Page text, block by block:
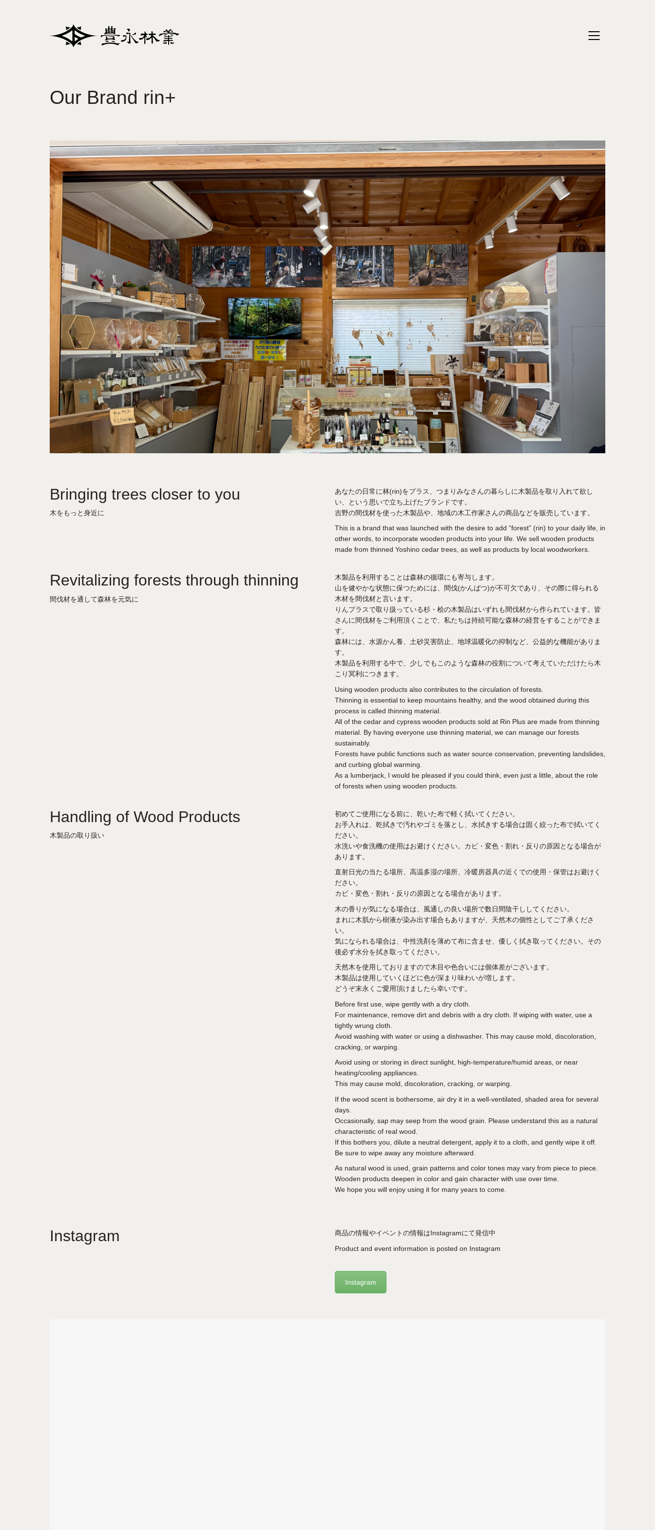
Our Brand rin+
Bringing trees closer to you
木をもっと身近に
あなたの日常に林(rin)をプラス、つまりみなさんの暮らしに木製品を取り入れて欲し
い、という思いで立ち上げたブランドです。
吉野の間伐材を使った木製品や、地域の木工作家さんの商品などを販売しています。
This is a brand that was launched with the desire to add “forest” (rin) to your daily life, in
other words, to incorporate wooden products into your life. We sell wooden products
made from thinned Yoshino cedar trees, as well as products by local woodworkers.
Revitalizing forests through thinning
間伐材を通して森林を元気に
木製品を利用することは森林の循環にも寄与します。
山を健やかな状態に保つためには、間伐(かんばつ)が不可欠であり、その際に得られる
木材を間伐材と言います。
りんプラスで取り扱っている杉・桧の木製品はいずれも間伐材から作られています。皆
さんに間伐材をご利用頂くことで、私たちは持続可能な森林の経営をすることができま
す。
森林には、水源かん養、土砂災害防止、地球温暖化の抑制など、公益的な機能がありま
す。
木製品を利用する中で、少しでもこのような森林の役割について考えていただけたら木
こり冥利につきます。
Using wooden products also contributes to the circulation of forests.
Thinning is essential to keep mountains healthy, and the wood obtained during this
process is called thinning material.
All of the cedar and cypress wooden products sold at Rin Plus are made from thinning
material. By having everyone use thinning material, we can manage our forests
sustainably.
Forests have public functions such as water source conservation, preventing landslides,
and curbing global warming.
As a lumberjack, I would be pleased if you could think, even just a little, about the role
of forests when using wooden products.
Handling of Wood Products
木製品の取り扱い
初めてご使用になる前に、乾いた布で軽く拭いてください。
お手入れは、乾拭きで汚れやゴミを落とし、水拭きする場合は固く絞った布で拭いてく
ださい。
水洗いや食洗機の使用はお避けください。カビ・変色・割れ・反りの原因となる場合が
あります。
直射日光の当たる場所、高温多湿の場所、冷暖房器具の近くでの使用・保管はお避けく
ださい。
カビ・変色・割れ・反りの原因となる場合があります。
木の香りが気になる場合は、風通しの良い場所で数日間陰干ししてください。
まれに木肌から樹液が染み出す場合もありますが、天然木の個性としてご了承くださ
い。
気になられる場合は、中性洗剤を薄めて布に含ませ、優しく拭き取ってください。その
後必ず水分を拭き取ってください。
天然木を使用しておりますので木目や色合いには個体差がございます。
木製品は使用していくほどに色が深まり味わいが増します。
どうぞ末永くご愛用頂けましたら幸いです。
Before first use, wipe gently with a dry cloth.
For maintenance, remove dirt and debris with a dry cloth. If wiping with water, use a
tightly wrung cloth.
Avoid washing with water or using a dishwasher. This may cause mold, discoloration,
cracking, or warping.
Avoid using or storing in direct sunlight, high-temperature/humid areas, or near
heating/cooling appliances.
This may cause mold, discoloration, cracking, or warping.
If the wood scent is bothersome, air dry it in a well-ventilated, shaded area for several
days.
Occasionally, sap may seep from the wood grain. Please understand this as a natural
characteristic of real wood.
If this bothers you, dilute a neutral detergent, apply it to a cloth, and gently wipe it off.
Be sure to wipe away any moisture afterward.
As natural wood is used, grain patterns and color tones may vary from piece to piece.
Wooden products deepen in color and gain character with use over time.
We hope you will enjoy using it for many years to come.
Instagram
商品の情報やイベントの情報はInstagramにて発信中
Product and event information is posted on Instagram
Instagram